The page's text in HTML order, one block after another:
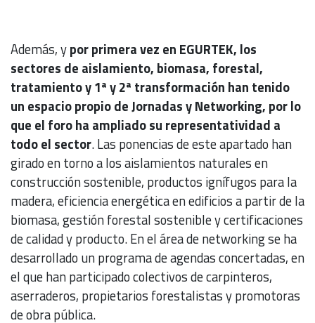
Además, ypor primera vez en EGURTEK, los
sectores de aislamiento, biomasa, forestal,
tratamiento y 1ª y 2ª transformación han tenido
un espacio propio de Jornadas y Networking, por lo
que el foro ha ampliado su representatividad a
todo el sector. Las ponencias de este apartado han
girado en torno a los aislamientos naturales en
construcción sostenible, productos ignífugos para la
madera, eficiencia energética en edificios a partir de la
biomasa, gestión forestal sostenible y certificaciones
de calidad y producto. En el área de networking se ha
desarrollado un programa de agendas concertadas, en
el que han participado colectivos de carpinteros,
aserraderos, propietarios forestalistas y promotoras
de obra pública.